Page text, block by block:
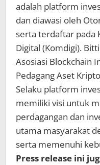
adalah platform
dan diawasi oleh
serta terdaftar pada
Digital (Komdigi).
Asosiasi Blockchain
Pedagang Aset
Selaku platform
memiliki visi untuk
perdagangan dan
utama masyarakat
serta memenuhi
Press release ini